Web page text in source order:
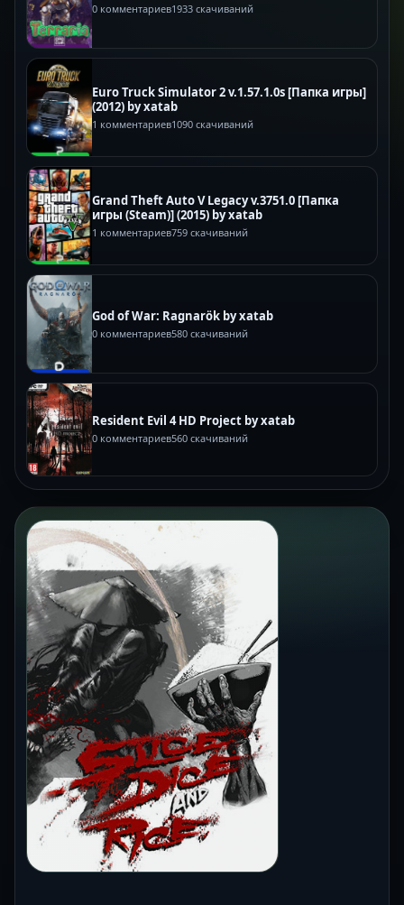
0 комментариев1933 скачиваний
Euro Truck Simulator 2 v.1.57.1.0s [Папка игры]
(2012) by xatab
1 комментариев1090 скачиваний
Grand Theft Auto V Legacy v.3751.0 [Папка
игры (Steam)] (2015) by xatab
1 комментариев759 скачиваний
God of War: Ragnarök by xatab
0 комментариев580 скачиваний
Resident Evil 4 HD Project by xatab
0 комментариев560 скачиваний